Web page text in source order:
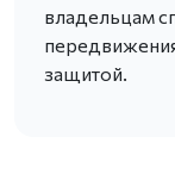
владельцам
защитой.